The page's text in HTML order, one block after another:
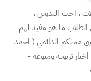
، احب التدوين ،
ما هو مفيد لهم
محبكم الدائمي ( احمد
تربويه ومنوعه -